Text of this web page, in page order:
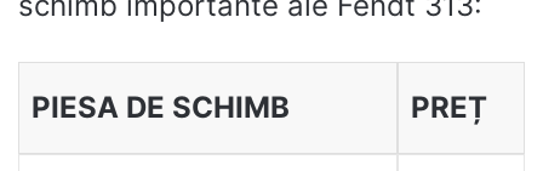
PIESA DE SCHIMB PREȚ